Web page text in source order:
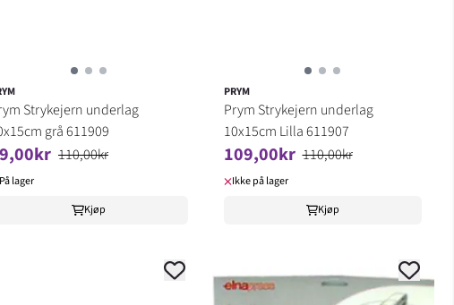
Strykejern underlag
grå 611909
110,00kr
lager
Kjøp
PRYM
Prym Strykejern underlag
10x15cm Lilla 611907
109,00kr 110,00kr
Ikke på lager
Kjøp